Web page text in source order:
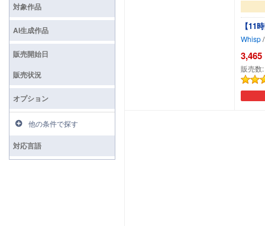
【11
Whisp/
3,465
販売数:
対象作品
AI生成作品
販売開始日
販売状況
オプション
他の条件で探す
対応言語